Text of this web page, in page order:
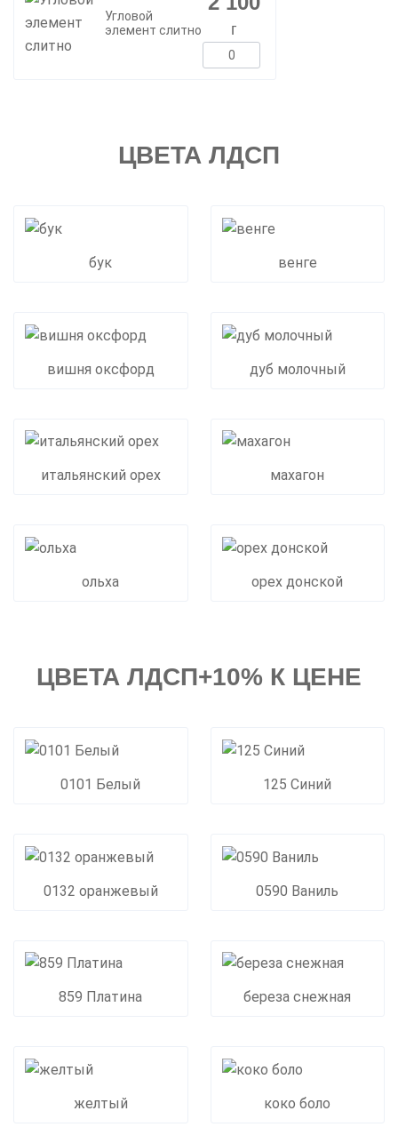
Угловой
элемент слитно
г
ЦВЕТА ЛДСП
бук венге
вишня оксфорд дуб молочный
итальянский орех махагон
ольха орех донской
ЦВЕТА ЛДСП+10% К ЦЕНЕ
0101 Белый 125 Синий
0132 оранжевый 0590 Ваниль
859 Платина береза снежная
желтый коко боло